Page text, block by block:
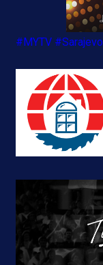
#MYTV #Sarajevo